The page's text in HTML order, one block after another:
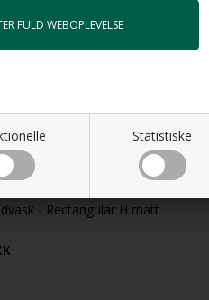
Statistiske
- Rectangular H matt